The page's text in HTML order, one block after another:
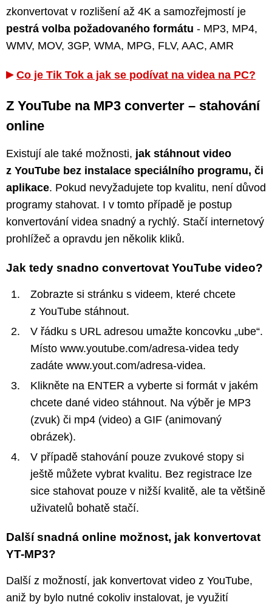
zkonvertovat v rozlišení až 4K a samozřejmostí je
pestrá volba požadovaného formátu - MP3, MP4,
WMV, MOV, 3GP, WMA, MPG, FLV, AAC, AMR
Co je Tik Tok a jak se podívat na videa na PC?
Z YouTube na MP3 converter – stahování
online
Existují ale také možnosti, jak stáhnout video
z YouTube bez instalace speciálního programu, či
aplikace. Pokud nevyžadujete top kvalitu, není důvod
programy stahovat. I v tomto případě je postup
konvertování videa snadný a rychlý. Stačí internetový
prohlížeč a opravdu jen několik kliků.
Jak tedy snadno convertovat YouTube video?
Zobrazte si stránku s videem, které chcete
z YouTube stáhnout.
V řádku s URL adresou umažte koncovku „ube“.
Místo www.youtube.com/adresa-videa tedy
zadáte www.yout.com/adresa-videa.
Klikněte na ENTER a vyberte si formát v jakém
chcete dané video stáhnout. Na výběr je MP3
(zvuk) či mp4 (video) a GIF (animovaný
obrázek).
V případě stahování pouze zvukové stopy si
ještě můžete vybrat kvalitu. Bez registrace lze
sice stahovat pouze v nižší kvalitě, ale ta většině
uživatelů bohatě stačí.
Další snadná online možnost, jak konvertovat
YT-MP3?
Další z možností, jak konvertovat video z YouTube,
aniž by bylo nutné cokoliv instalovat, je využití